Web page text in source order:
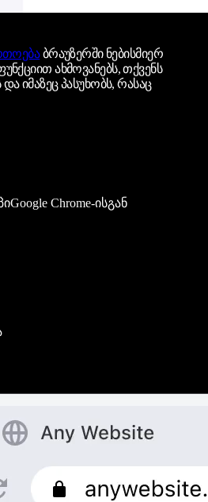
ბრაუზერში ნებისმიერ
ახმოვანებს, თქვენს
იმაზეც პასუხობს, რასაც
Google Chrome-ისგან